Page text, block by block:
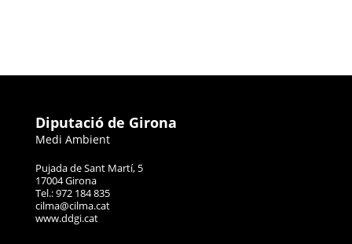
Diputació de Girona
Medi Ambient
Pujada de Sant Martí, 5
17004 Girona
Tel.: 972 184 835
cilma@cilma.cat
www.ddgi.cat